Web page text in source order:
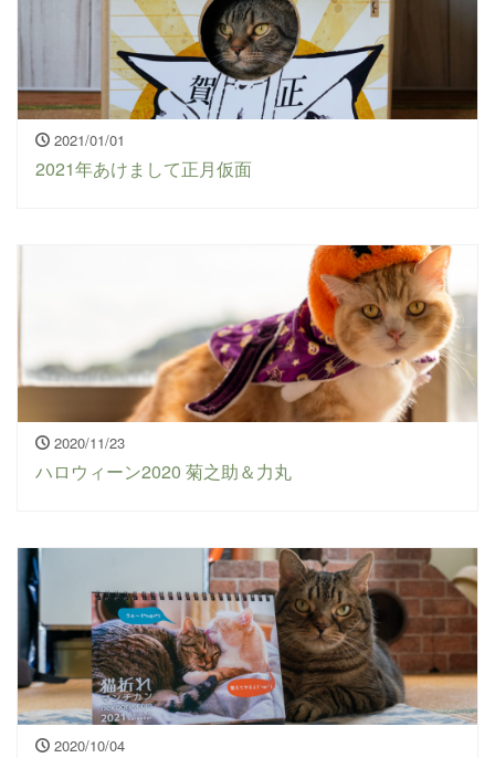
2021/01/01
2021年あけまして正月仮面
2020/11/23
ハロウィーン2020 菊之助＆力丸
2020/10/04